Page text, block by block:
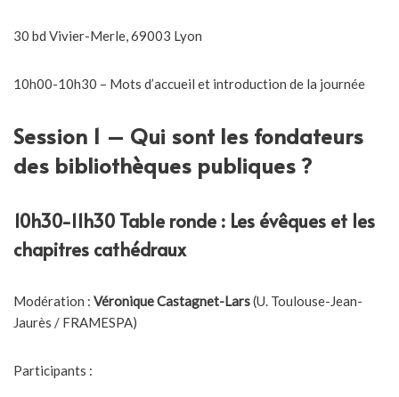
30 bd Vivier-Merle, 69003 Lyon
10h00-10h30 – Mots d’accueil et introduction de la journée
Session 1 – Qui sont les fondateurs
des bibliothèques publiques ?
10h30-11h30 Table ronde : Les évêques et les
chapitres cathédraux
Modération : Véronique Castagnet-Lars(U. Toulouse-Jean-
Jaurès / FRAMESPA)
Participants :